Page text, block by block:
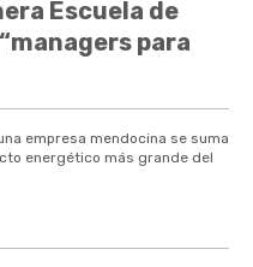
Escuela de
para
empresa mendocina se suma
energético más grande del